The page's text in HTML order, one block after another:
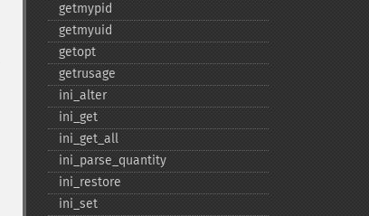
getmypid
getmyuid
getopt
getrusage
ini_​alter
ini_​get
ini_​get_​all
ini_​parse_​quantity
ini_​restore
ini_​set